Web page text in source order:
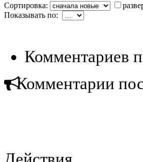
Сортировка:
Показывать по:
Комментариев
Комментарии